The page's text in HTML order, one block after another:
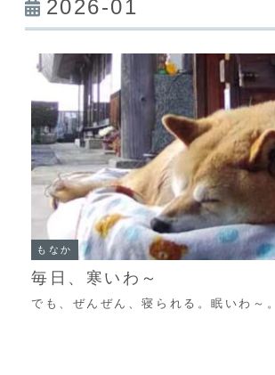
2026-01
もなか
毎日、寒いわ～
でも、ぜんぜん、寝られる。眠いわ～。